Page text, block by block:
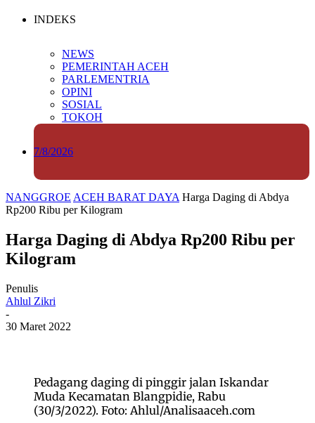
INDEKS
NEWS
PEMERINTAH ACEH
PARLEMENTRIA
OPINI
SOSIAL
TOKOH
7/8/2026
NANGGROE ACEH BARAT DAYA Harga Daging di Abdya
Rp200 Ribu per Kilogram
Harga Daging di Abdya Rp200 Ribu per
Kilogram
Penulis
Ahlul Zikri
-
30 Maret 2022
Pedagang daging di pinggir jalan Iskandar
Muda Kecamatan Blangpidie, Rabu
(30/3/2022). Foto: Ahlul/Analisaaceh.com